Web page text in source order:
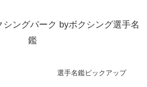
シングパーク byボクシング選手名
鑑
選手名鑑ピックアップ